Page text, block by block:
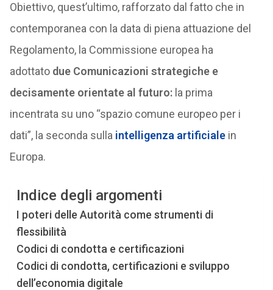
Obiettivo, quest’ultimo, rafforzato dal fatto che in
contemporanea con la data di piena attuazione del
Regolamento, la Commissione europea ha
adottatodue Comunicazioni strategiche e
decisamente orientate al futuro:la prima
incentrata su uno “spazio comune europeo per i
dati”, la seconda sulla intelligenza artificiale in
Europa.
Indice degli argomenti
I poteri delle Autorità come strumenti di
flessibilità
Codici di condotta e certificazioni
Codici di condotta, certificazioni e sviluppo
dell’economia digitale